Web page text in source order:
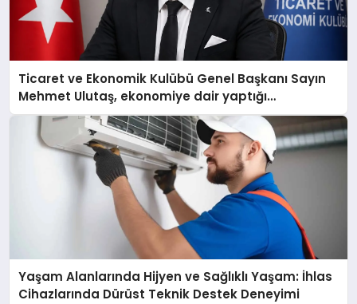
Ticaret ve Ekonomik Kulübü Genel Başkanı Sayın
Mehmet Ulutaş, ekonomiye dair yaptığı
açıklamada şunları kaydetti:
Yaşam Alanlarında Hijyen ve Sağlıklı Yaşam: İhlas
Cihazlarında Dürüst Teknik Destek Deneyimi